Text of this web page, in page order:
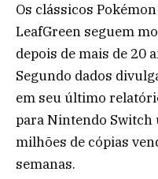
Os clássicos
LeafGreen seguem
depois de mais de 20
Segundo dados
em seu último
para Nintendo Switch
milhões de cópias
semanas.